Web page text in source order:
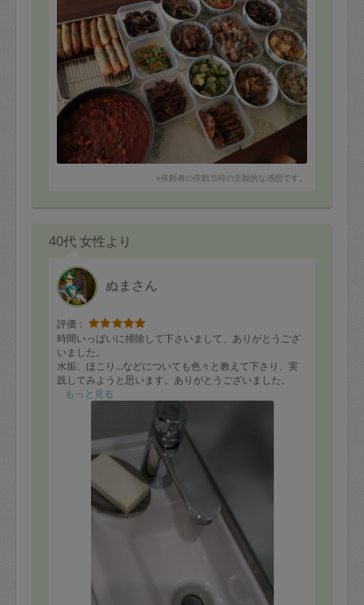
※依頼者の依頼当時の主観的な感想です。
40代 女性より
ぬまさん
評価：
時間いっぱいに掃除して下さいまして、ありがとうござ
いました。
水垢、ほこり…などについても色々と教えて下さり、実
践してみようと思います。ありがとうございました。
思わず写真を撮らせて頂きました?
もっと見る